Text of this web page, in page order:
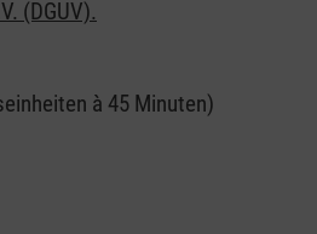
(DGUV).
à 45 Minuten)